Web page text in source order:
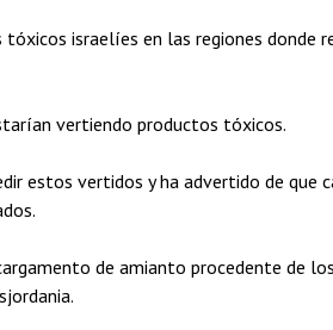
israelíes en las regiones donde
vertiendo productos tóxicos.
estos vertidos y ha advertido de que
de amianto procedente de